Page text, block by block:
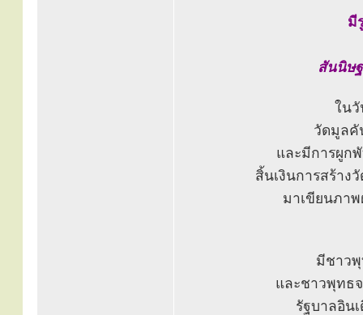
มี
สันนิษ
ใน
วัดมูลคั
และมีการผูก
สิ้นเงินการสร้าง
มาเขียนภา
มีชาวพุ
และชาวพุทธ
รัฐบาลอิน